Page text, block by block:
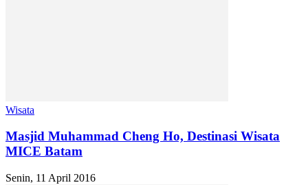
Wisata
Masjid Muhammad Cheng Ho, Destinasi Wisata
MICE Batam
Senin, 11 April 2016